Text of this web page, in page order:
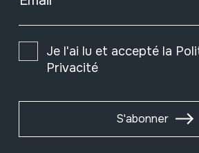
Je l'ai lu et accepté la
Privacité
S'abonner